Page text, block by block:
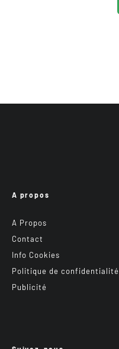
A propos
A Propos
Contact
Info Cookies
Politique de confidentialité
Publicité